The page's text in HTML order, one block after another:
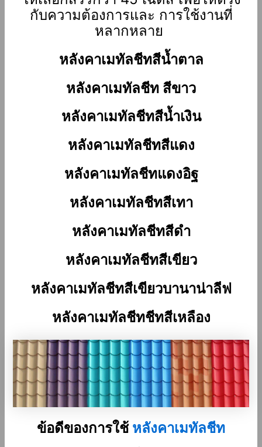
กับความต้องการและ การใช้งานที่
หลากหลาย
หลังคาเมทัลชีทสีน้ำตาล
หลังคาเมทัลชีท สีขาว
หลังคาเมทัลชีทสีน้ำเงิน
หลังคาเมทัลชีทสีแดง
หลังคาเมทัลชีทแดงอิฐ
หลังคาเมทัลชีทสีเทา
หลังคาเมทัลชีทสีดำ
หลังคาเมทัลชีทสีเขียว
หลังคาเมทัลชีทสีเขียวบานาน่าลีฟ
หลังคาเมทัลชีทชีทสีเหลือง
ข้อดีของการใช้ หลังคาเมทัลชีท